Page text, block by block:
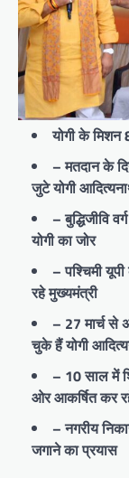
योगी के
– मतदान के
जुटे योगी
– बुद्धिजीवि
योगी का जोर
– पश्चिमी
रहे मुख्यमंत्री
– 27 मार्च से
चुके हैं योगी
– 10 साल में
ओर आकर्षित कर
– नगरीय
जगाने का प्रयास